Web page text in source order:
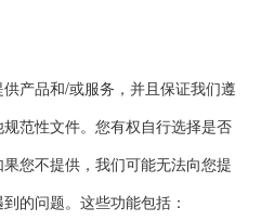
产品和/或服务，并且保证我们遵
范性文件。您有权自行选择是否
您不提供，我们可能无法向您提
的问题。这些功能包括：